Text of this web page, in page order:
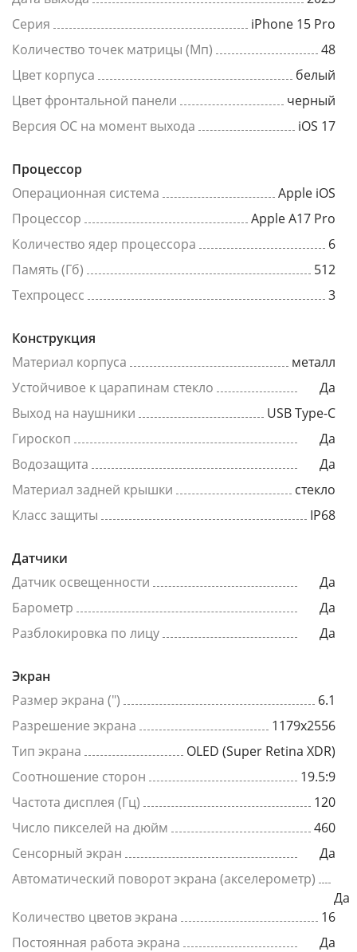
Серия
iPhone 15 Pro
Количество точек матрицы (Мп)
48
Цвет корпуса
белый
Цвет фронтальной панели
черный
Версия ОС на момент выхода
iOS 17
Процессор
Операционная система
Apple iOS
Процессор
Apple A17 Pro
Количество ядер процессора
6
Память (Гб)
512
Техпроцесс
3
Конструкция
Материал корпуса
металл
Устойчивое к царапинам стекло
Да
Выход на наушники
USB Type-C
Гироскоп
Да
Водозащита
Да
Материал задней крышки
стекло
Класс защиты
IP68
Датчики
Датчик освещенности
Да
Барометр
Да
Разблокировка по лицу
Да
Экран
Размер экрана (")
6.1
Разрешение экрана
1179x2556
Тип экрана
OLED (Super Retina XDR)
Соотношение сторон
19.5:9
Частота дисплея (Гц)
120
Число пикселей на дюйм
460
Сенсорный экран
Да
Автоматический поворот экрана (акселерометр)
Да
Количество цветов экрана
16
Постоянная работа экрана
Да